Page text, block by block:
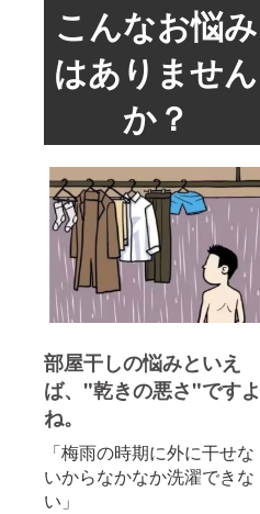
こんなお悩み
はありません
か？
部屋干しの悩みといえ
ば、"乾きの悪さ"ですよ
ね。
「梅雨の時期に外に干せな
いからなかなか洗濯できな
い」